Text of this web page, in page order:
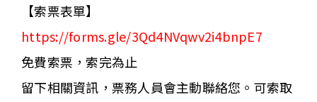
【索票表單】
https://forms.gle/3Qd4NVqwv2i4bnpE7
免費索票，索完為止
留下相關資訊，票務人員會主動聯絡您。可索取